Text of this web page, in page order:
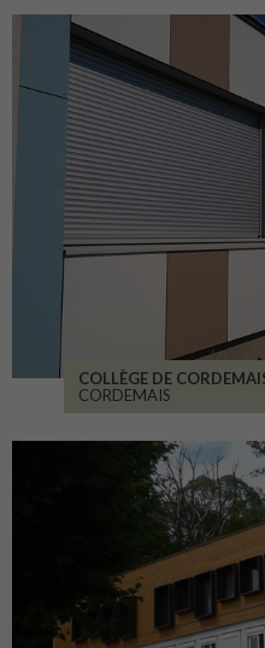
COLLÈGE DE
CORDEMAIS